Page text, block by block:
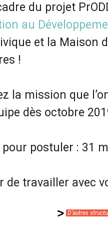
du projet
au
et la Maison
!
la mission que
dès octobre
pour postuler : 31
de travailler avec
D’autres